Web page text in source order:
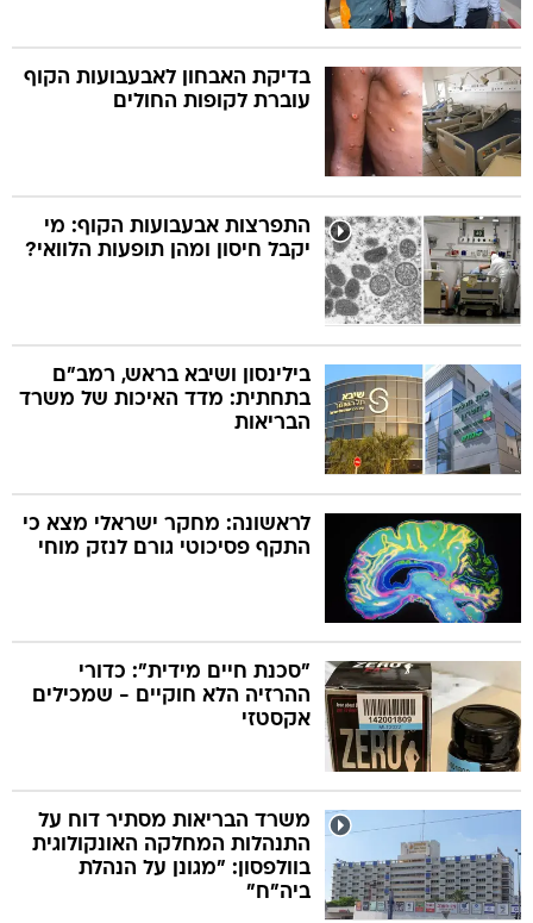
בדיקת האבחון לאבעבועות הקוף
עוברת לקופות החולים
התפרצות אבעבועות הקוף: מי
יקבל חיסון ומהן תופעות הלוואי?
בילינסון ושיבא בראש, רמב"ם
בתחתית: מדד האיכות של משרד
הבריאות
לראשונה: מחקר ישראלי מצא כי
התקף פסיכוטי גורם לנזק מוחי
"סכנת חיים מידית": כדורי
ההרזיה הלא חוקיים - שמכילים
אקסטזי
משרד הבריאות מסתיר דוח על
התנהלות המחלקה האונקולוגית
בוולפסון: "מגונן על הנהלת
ביה"ח"